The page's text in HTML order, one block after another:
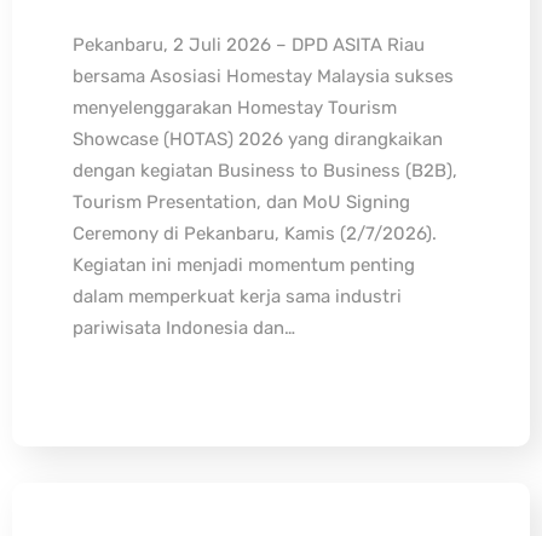
Pekanbaru, 2 Juli 2026 – DPD ASITA Riau
bersama Asosiasi Homestay Malaysia sukses
menyelenggarakan Homestay Tourism
Showcase (HOTAS) 2026 yang dirangkaikan
dengan kegiatan Business to Business (B2B),
Tourism Presentation, dan MoU Signing
Ceremony di Pekanbaru, Kamis (2/7/2026).
Kegiatan ini menjadi momentum penting
dalam memperkuat kerja sama industri
pariwisata Indonesia dan…